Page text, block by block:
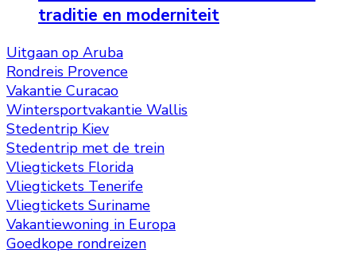
traditie en moderniteit
Uitgaan op Aruba
Rondreis Provence
Vakantie Curacao
Wintersportvakantie Wallis
Stedentrip Kiev
Stedentrip met de trein
Vliegtickets Florida
Vliegtickets Tenerife
Vliegtickets Suriname
Vakantiewoning in Europa
Goedkope rondreizen